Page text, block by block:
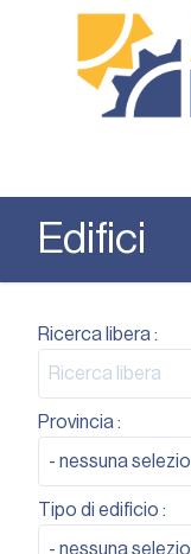
Edifici
Ricerca libera :
Provincia :
Tipo di edificio :